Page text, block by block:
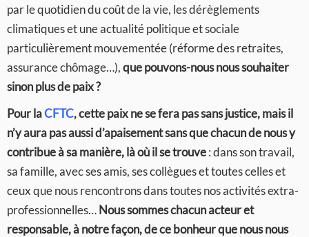
par le quotidien du coût de la vie, les dérèglements
climatiques et une actualité politique et sociale
particulièrement mouvementée (réforme des retraites,
assurance chômage…),que pouvons-nous nous souhaiter
sinon plus de paix ?
Pour laCFTC, cette paix ne se fera pas sans justice, mais il
n’y aura pas aussi d’apaisement sans que chacun de nous y
contribue à sa manière, là où il se trouve: dans son travail,
sa famille, avec ses amis, ses collègues et toutes celles et
ceux que nous rencontrons dans toutes nos activités extra-
professionnelles…Nous sommes chacun acteur et
responsable, à notre façon, de ce bonheur que nous nous